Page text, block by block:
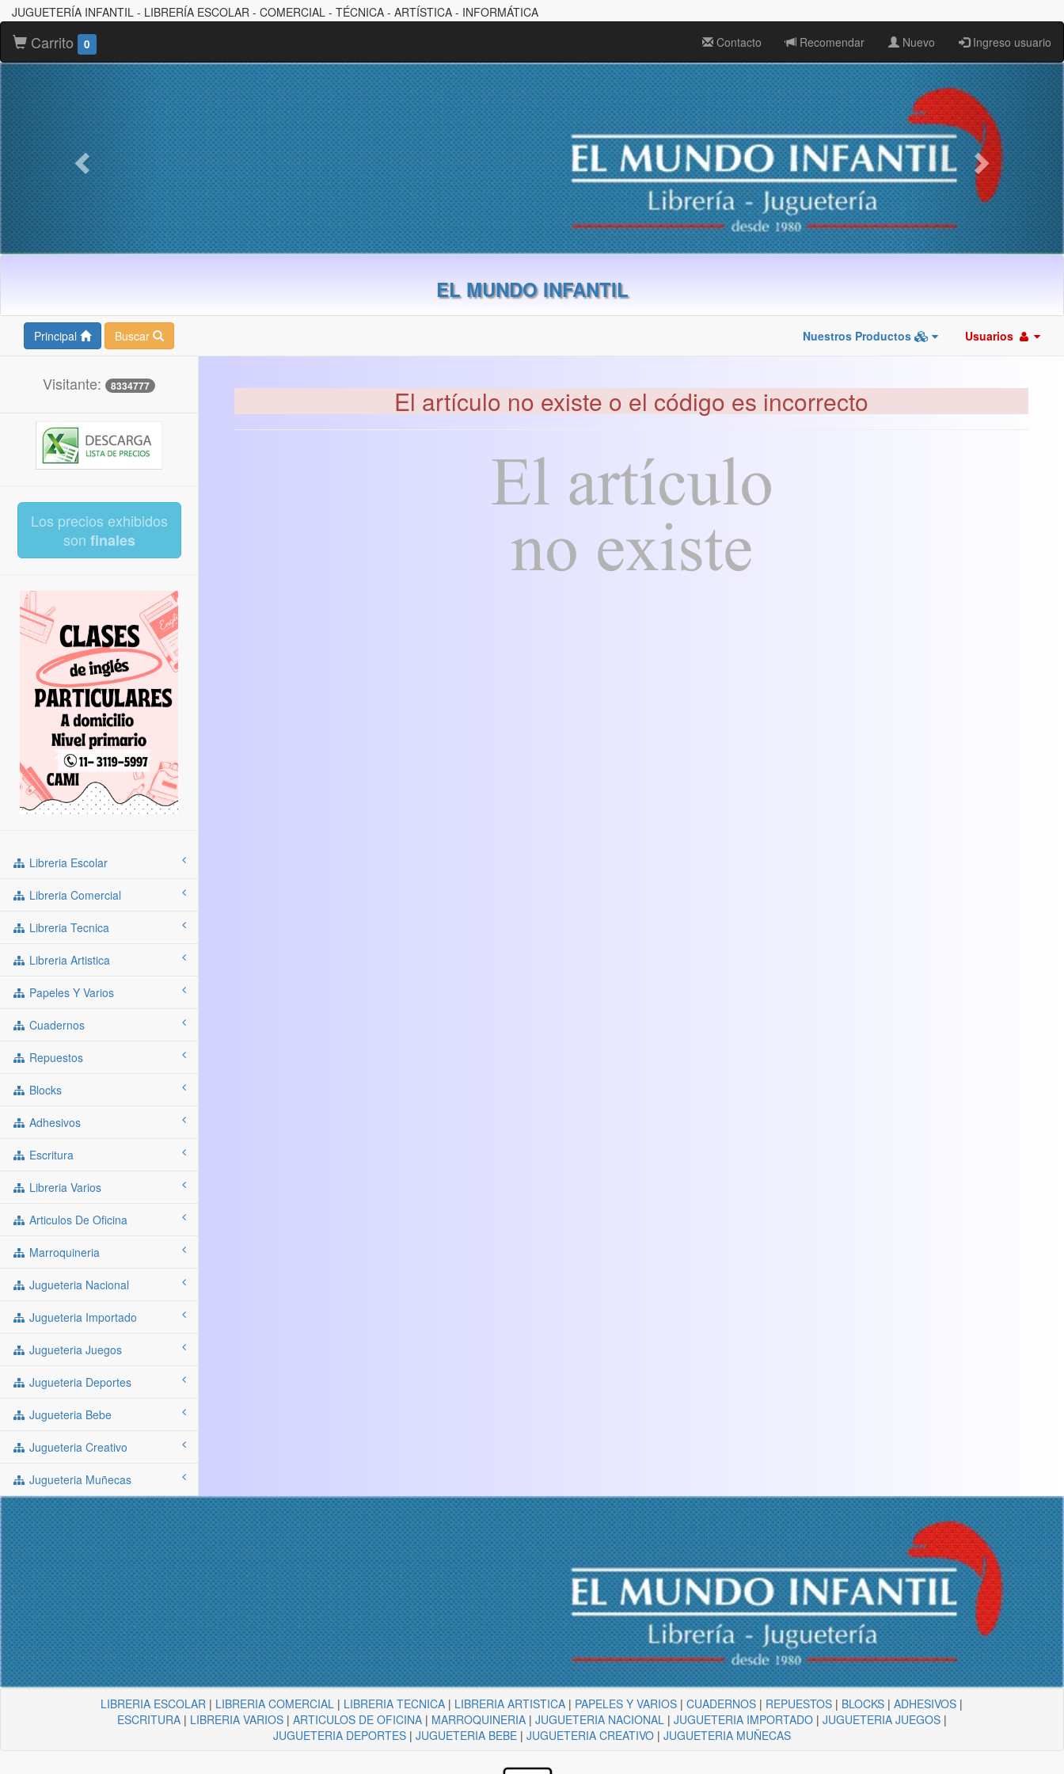
JUGUETERÍA INFANTIL - LIBRERÍA ESCOLAR - COMERCIAL - TÉCNICA - ARTÍSTICA - INFORMÁTICA
Carrito 0 Contacto Recomendar Nuevo Ingreso usuario
EL MUNDO INFANTIL
Principal Buscar Nuestros Productos Usuarios
Visitante: 8334777
Los precios exhibidos
son finales
Libreria Escolar
Libreria Comercial
Libreria Tecnica
Libreria Artistica
Papeles Y Varios
Cuadernos
Repuestos
Blocks
Adhesivos
Escritura
Libreria Varios
Articulos De Oficina
Marroquineria
Jugueteria Nacional
Jugueteria Importado
Jugueteria Juegos
Jugueteria Deportes
Jugueteria Bebe
Jugueteria Creativo
Jugueteria Muñecas
El artículo no existe o el código es incorrecto
LIBRERIA ESCOLAR | LIBRERIA COMERCIAL | LIBRERIA TECNICA | LIBRERIA ARTISTICA | PAPELES Y VARIOS |CUADERNOS | REPUESTOS | BLOCKS |ADHESIVOS |
ESCRITURA| LIBRERIA VARIOS| ARTICULOS DE OFICINA| MARROQUINERIA| JUGUETERIA NACIONAL | JUGUETERIA IMPORTADO| JUGUETERIA JUEGOS|
JUGUETERIA DEPORTES| JUGUETERIA BEBE| JUGUETERIA CREATIVO| JUGUETERIA MUÑECAS